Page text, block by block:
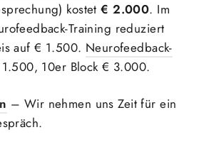
kostet€ 2.000. Im
Training reduziert
auf € 1.500. Neurofeedback-
10er Block € 3.000.
– Wir nehmen uns Zeit für ein